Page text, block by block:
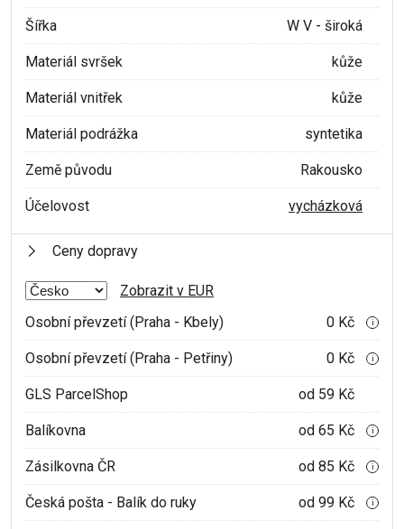
Šířka W V - široká
Materiál svršek kůže
Materiál vnitřek kůže
Materiál podrážka syntetika
Země původu Rakousko
Účelovost vycházková
Ceny dopravy
Zobrazit v EUR
Osobní převzetí (Praha - Kbely)
0 Kč i
Osobní převzetí (Praha - Petřiny) 0 Kč i
GLS ParcelShop od 59 Kč
Balíkovna od 65 Kč i
Zásilkovna ČR od 85 Kč i
Česká pošta - Balík do ruky od 99 Kč i